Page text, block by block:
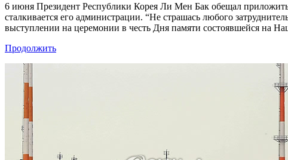
6 июня Президент Республики Корея Ли Мен Бак обещал приложить
сталкивается его администрации. “Не страшась любого
выступлении на церемонии в честь Дня памяти состоявшейся на
Продолжить